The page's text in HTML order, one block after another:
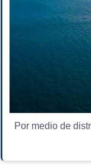
Por medio de